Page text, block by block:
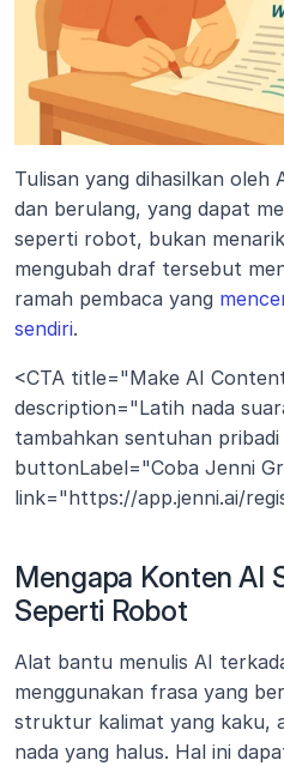
Tulisan yang dihasilkan oleh
dan berulang, yang dapat
seperti robot, bukan
mengubah draf tersebut
ramah pembaca yang
sendiri.
<CTA title="Make AI
description="Latih nada
tambahkan sentuhan
buttonLabel="Coba Jenni
link="https://app.jenni.ai/
Mengapa Konten AI
Seperti Robot
Alat bantu menulis AI
menggunakan frasa yang
struktur kalimat yang kaku,
nada yang halus. Hal ini